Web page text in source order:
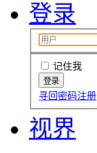
登录
记住我
寻回密码注册
视界